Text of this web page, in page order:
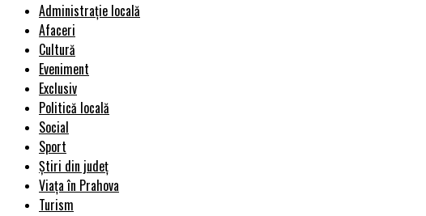
Administrație locală
Afaceri
Cultură
Eveniment
Exclusiv
Politică locală
Social
Sport
Știri din județ
Viața în Prahova
Turism